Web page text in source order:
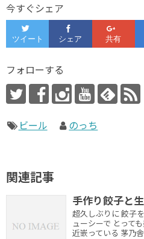
今すぐシェア
フォローする
ビール のっち
関連記事
手作り餃子と生
超久しぶりに 餃子
ューシーで とって
近嵌っている 茅乃